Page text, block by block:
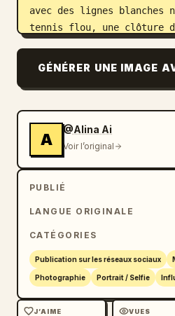
avec des lignes
tennis flou, une clôture
Utilisez une faible
de mode sportive
une composition verticale,
pied, sans texte, sans
GÉNÉRER UNE IMAGE
A
@Alina Ai
Voir l’original
PUBLIÉ
LANGUE ORIGINALE
CATÉGORIES
Publication sur les réseaux sociaux
Photographie Portrait / Selfie
J’AIME VUES